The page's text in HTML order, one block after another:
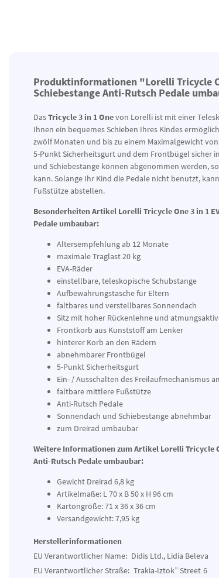
Produktinformationen "Lorelli Tricycle
Schiebestange Anti-Rutsch Pedale
DasTricycle 3 in 1 Onevon Lorelli ist mit einer
Ihnen ein bequemes Schieben Ihres Kindes
zwölf Monaten und bis zu einem Maximalgewicht
5-Punkt Sicherheitsgurt und dem Frontbügel sicher
und Schiebestange können abgenommen werden,
kann. Solange Ihr Kind die Pedale nicht benutzt,
Fußstütze abstellen.
Besonderheiten Artikel Lorelli Tricycle One 3 in 1
Pedale umbaubar:
Altersempfehlung ab 12 Monate
maximale Traglast 20 kg
EVA-Räder
einstellbare, teleskopische Schubstange
Aufbewahrungstasche für Eltern
faltbares und verstellbares Sonnendach
Sitz mit hoher Rückenlehne und
Frontkorb aus Kunststoff am Lenker
hinterer Korb an den Rädern
abnehmbarer Frontbügel
5-Punkt Sicherheitsgurt
Ein- / Ausschalten des Freilaufmechanismus
faltbare mittlere Fußstütze
Anti-Rutsch Pedale
Sonnendach und Schiebestange abnehmbar
zum Dreirad umbaubar
Weitere Informationen zum Artikel Lorelli Tricycle
Anti-Rutsch Pedale umbaubar:
Gewicht Dreirad 6,8 kg
Artikelmaße: L 70 x B 50 x H 96 cm
Kartongröße: 71 x 36 x 36 cm
Versandgewicht: 7,95 kg
Herstellerinformationen
EU Verantwortlicher Name: Didis Ltd., Lidia Beleva
EU Verantwortlicher Straße: Trakia-Iztok” Street 6